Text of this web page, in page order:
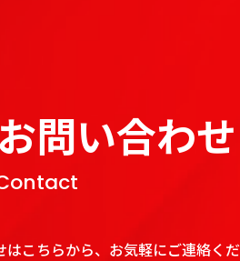
問い合わせ
こちらから、お気軽にご連絡く